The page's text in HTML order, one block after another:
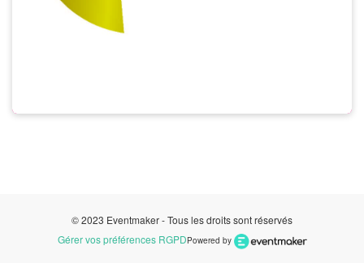
© 2023 Eventmaker - Tous les droits sont réservés
Gérer vos préférences RGPDPowered by